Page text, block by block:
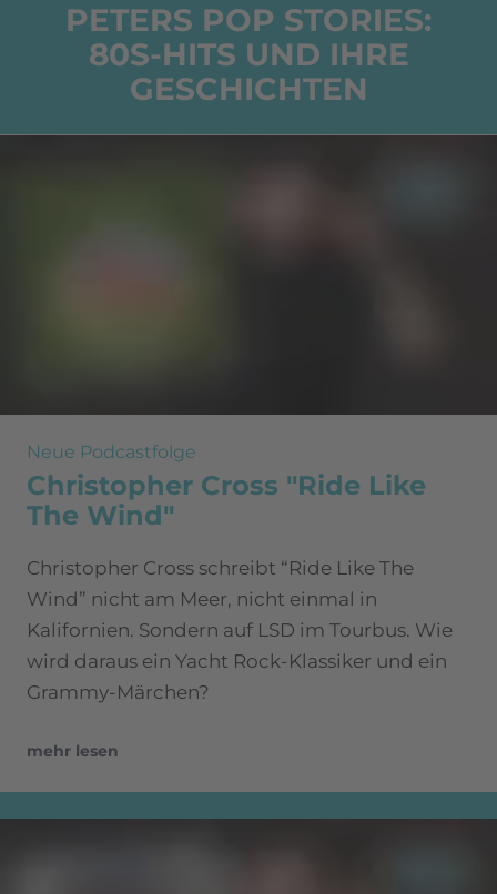
PETERS POP STORIES:
80S-HITS UND IHRE
GESCHICHTEN
Neue Podcastfolge
Christopher Cross "Ride Like
The Wind"
Christopher Cross schreibt “Ride Like The
Wind” nicht am Meer, nicht einmal in
Kalifornien. Sondern auf LSD im Tourbus. Wie
wird daraus ein Yacht Rock-Klassiker und ein
Grammy-Märchen?
mehr lesen